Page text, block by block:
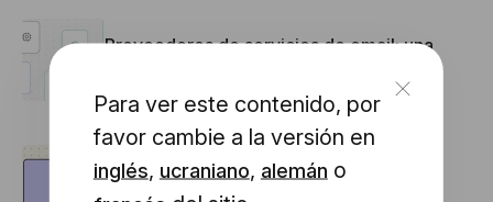
Para ver este contenido, por
favor cambie a la versión en
inglés, ucraniano, alemán o
Proveedores de servicios de email: una
¿Cómo añadir un vídeo a un correo